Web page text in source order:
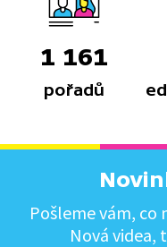
1 161
pořadů
Pošleme vám, co
Nová videa,